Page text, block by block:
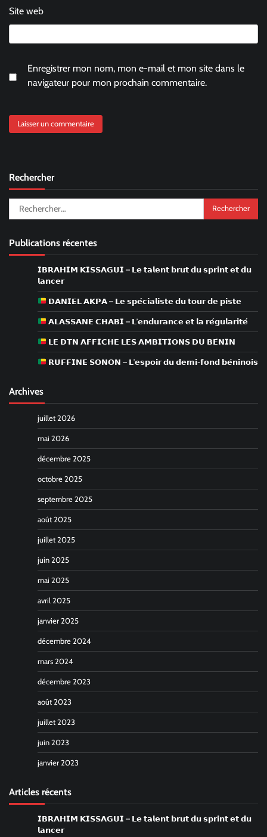
Site web
Enregistrer mon nom, mon e-mail et mon site dans le
navigateur pour mon prochain commentaire.
Rechercher
Rechercher :
Publications récentes
𝗜𝗕𝗥𝗔𝗛𝗜𝗠 𝗞𝗜𝗦𝗦𝗔𝗚𝗨𝗜 – 𝗟𝗲 𝘁𝗮𝗹𝗲𝗻𝘁 𝗯𝗿𝘂𝘁 𝗱𝘂 𝘀𝗽𝗿𝗶𝗻𝘁 𝗲𝘁 𝗱𝘂
𝗹𝗮𝗻𝗰𝗲𝗿
𝗗𝗔𝗡𝗜𝗘𝗟 𝗔𝗞𝗣𝗔 – 𝗟𝗲 𝘀𝗽𝗲́𝗰𝗶𝗮𝗹𝗶𝘀𝘁𝗲 𝗱𝘂 𝘁𝗼𝘂𝗿 𝗱𝗲 𝗽𝗶𝘀𝘁𝗲
𝗔𝗟𝗔𝗦𝗦𝗔𝗡𝗘 𝗖𝗛𝗔𝗕𝗜 – 𝗟’𝗲𝗻𝗱𝘂𝗿𝗮𝗻𝗰𝗲 𝗲𝘁 𝗹𝗮 𝗿𝗲́𝗴𝘂𝗹𝗮𝗿𝗶𝘁𝗲́
𝗟𝗘 𝗗𝗧𝗡 𝗔𝗙𝗙𝗜𝗖𝗛𝗘 𝗟𝗘𝗦 𝗔𝗠𝗕𝗜𝗧𝗜𝗢𝗡𝗦 𝗗𝗨 𝗕𝗘́𝗡𝗜𝗡
𝗥𝗨𝗙𝗙𝗜𝗡𝗘 𝗦𝗢𝗡𝗢𝗡 – 𝗟’𝗲𝘀𝗽𝗼𝗶𝗿 𝗱𝘂 𝗱𝗲𝗺𝗶-𝗳𝗼𝗻𝗱 𝗯𝗲́𝗻𝗶𝗻𝗼𝗶𝘀
Archives
juillet 2026
mai 2026
décembre 2025
octobre 2025
septembre 2025
août 2025
juillet 2025
juin 2025
mai 2025
avril 2025
janvier 2025
décembre 2024
mars 2024
décembre 2023
août 2023
juillet 2023
juin 2023
janvier 2023
Articles récents
𝗜𝗕𝗥𝗔𝗛𝗜𝗠 𝗞𝗜𝗦𝗦𝗔𝗚𝗨𝗜 – 𝗟𝗲 𝘁𝗮𝗹𝗲𝗻𝘁 𝗯𝗿𝘂𝘁 𝗱𝘂 𝘀𝗽𝗿𝗶𝗻𝘁 𝗲𝘁 𝗱𝘂
𝗹𝗮𝗻𝗰𝗲𝗿